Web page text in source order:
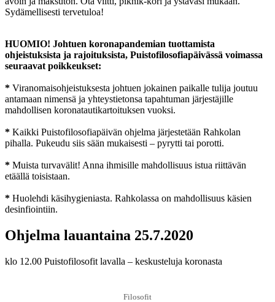
Sydämellisesti tervetuloa!
HUOMIO! Johtuen koronapandemian tuottamista
ohjeistuksista ja rajoituksista, Puistofilosofiapäivässä voimassa
seuraavat poikkeukset:
* Viranomaisohjeistuksesta johtuen jokainen paikalle tulija joutuu
antamaan nimensä ja yhteystietonsa tapahtuman järjestäjille
mahdollisen koronatautikartoituksen vuoksi.
* Kaikki Puistofilosofiapäivän ohjelma järjestetään Rahkolan
pihalla. Pukeudu siis sään mukaisesti – pyrytti tai porotti.
* Muista turvavälit! Anna ihmisille mahdollisuus istua riittävän
etäällä toisistaan.
* Huolehdi käsihygieniasta. Rahkolassa on mahdollisuus käsien
desinfiointiin.
Ohjelma lauantaina 25.7.2020
klo 12.00 Puistofilosofit lavalla – keskusteluja koronasta
Filosofit